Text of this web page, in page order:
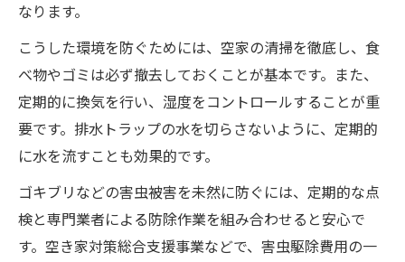
なります。
こうした環境を防ぐためには、空家の清掃を徹底し、食
べ物やゴミは必ず撤去しておくことが基本です。また、
定期的に換気を行い、湿度をコントロールすることが重
要です。排水トラップの水を切らさないように、定期的
に水を流すことも効果的です。
ゴキブリなどの害虫被害を未然に防ぐには、定期的な点
検と専門業者による防除作業を組み合わせると安心で
す。空き家対策総合支援事業などで、害虫駆除費用の一